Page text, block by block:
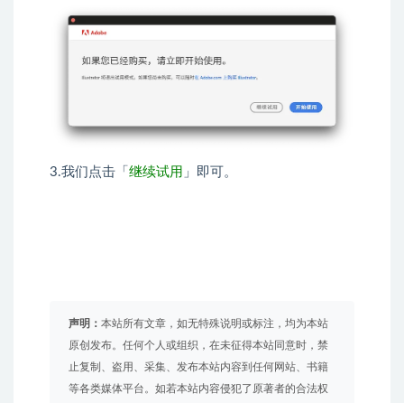
3.我们点击「 继续试用 」即可。
声明： 本站所有文章，如无特殊说明或标注，均为本站
原创发布。任何个人或组织，在未征得本站同意时，禁
止复制、盗用、采集、发布本站内容到任何网站、书籍
等各类媒体平台。如若本站内容侵犯了原著者的合法权